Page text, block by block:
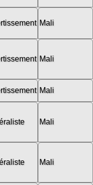
Mali
Mali
Mali
Mali
Mali